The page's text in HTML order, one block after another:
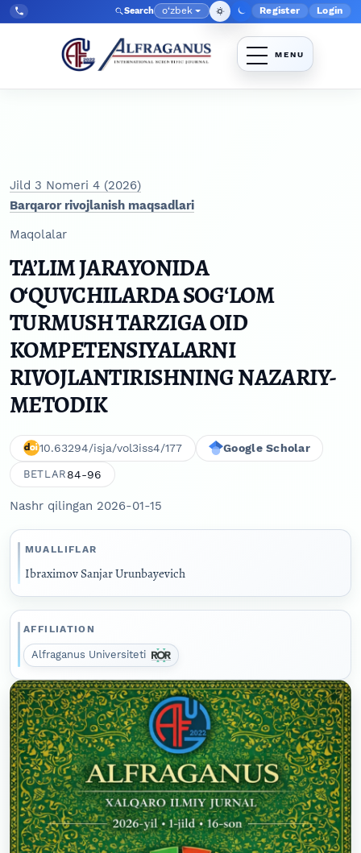
Skip to main navigation menu
Skip to main content
Skip to site footer
Tel:
+998903350930 Search Language
o‘zbek Admin
Register Login
Jild 3 Nomeri 4 (2026)
Barqaror rivojlanish maqsadlari
Maqolalar
TA’LIM JARAYONIDA
O‘QUVCHILARDA SOG‘LOM
TURMUSH TARZIGA OID
KOMPETENSIYALARNI
RIVOJLANTIRISHNING NAZARIY-
METODIK
10.63294/isja/vol3iss4/177 Google Scholar
BETLAR 84-96
Nashr qilingan 2026-01-15
MUALLIFLAR
Ibraximov Sanjar Urunbayevich
AFFILIATION
Alfraganus Universiteti